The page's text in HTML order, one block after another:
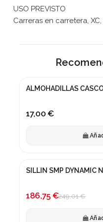
USO PREVISTO
Carreras en carretera, XC,
ALMOHADILLAS
17,00 €
¡En oferta!
SILLIN SMP DYNAMIC
186,75 €249,01 €